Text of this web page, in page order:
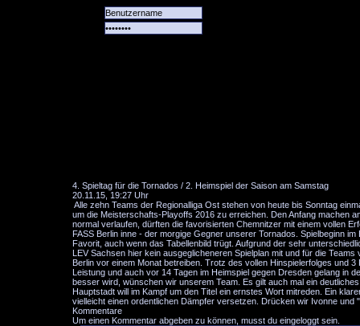
4. Spieltag für die Tornados / 2. Heimspiel der Saison am Samstag
20.11.15, 19:27 Uhr
Alle zehn Teams der Regionalliga Ost stehen von heute bis Sonntag
um die Meisterschafts-Playoffs 2016 zu erreichen. Den Anfang machen
normal verlaufen, dürften die favorisierten Chemnitzer mit einem vollen
FASS Berlin inne - der morgige Gegner unserer Tornados. Spielbeginn
Favorit, auch wenn das Tabellenbild trügt. Aufgrund der sehr
LEV Sachsen hier kein ausgeglicheneren Spielplan mit und für die
Berlin vor einem Monat betreiben. Trotz des vollen Hinspielerfolges und
Leistung und auch vor 14 Tagen im Heimspiel gegen Dresden gelang in
besser wird, wünschen wir unserem Team. Es gilt auch mal ein
Hauptstadt will im Kampf um den Titel ein ernstes Wort mitreden. Ein
vielleicht einen ordentlichen Dämpfer versetzen. Drücken wir Ivonne und
Kommentare
Um einen Kommentar abgeben zu können, musst du eingeloggt sein.